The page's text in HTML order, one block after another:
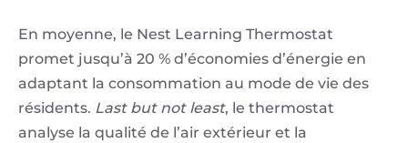
En moyenne, le Nest Learning Thermostat
promet jusqu’à 20 % d’économies d’énergie en
adaptant la consommation au mode de vie des
résidents. Last but not least, le thermostat
analyse la qualité de l’air extérieur et la